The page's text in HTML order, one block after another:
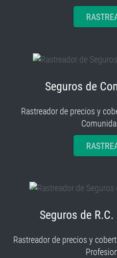
Seguros de
Rastreador de precios y
Seguros de
Rastreador de precios y